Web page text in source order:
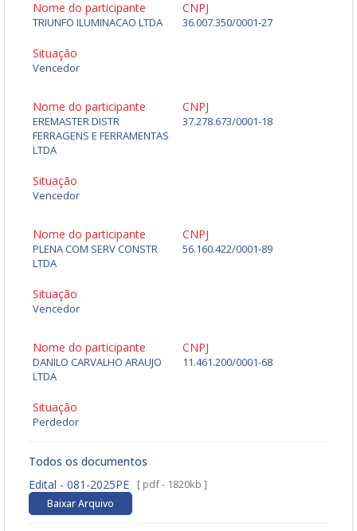
Nome do participante
TRIUNFO ILUMINACAO LTDA
CNPJ
36.007.350/0001-27
Situação
Vencedor
Nome do participante
EREMASTER DISTR
FERRAGENS E FERRAMENTAS
LTDA
CNPJ
37.278.673/0001-18
Situação
Vencedor
Nome do participante
PLENA COM SERV CONSTR
LTDA
CNPJ
56.160.422/0001-89
Situação
Vencedor
Nome do participante
DANILO CARVALHO ARAUJO
LTDA
CNPJ
11.461.200/0001-68
Situação
Perdedor
Todos os documentos
Edital - 081-2025PE
[ pdf - 1820kb ]
Baixar Arquivo